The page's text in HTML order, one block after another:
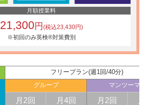
月額授業料
21,300円(税込23,430円)
※初回のみ英検®対策費別
フリープラン(週1回/40分)
グループ マンツーマン
月2回 月4回 月2回